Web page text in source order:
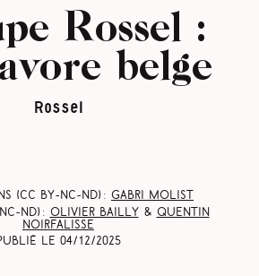
Rossel :
belge
Rossel
BY-NC-ND) : Gabri Molist
ND) : Olivier Bailly & Quentin
Noirfalisse
le 04/12/2025